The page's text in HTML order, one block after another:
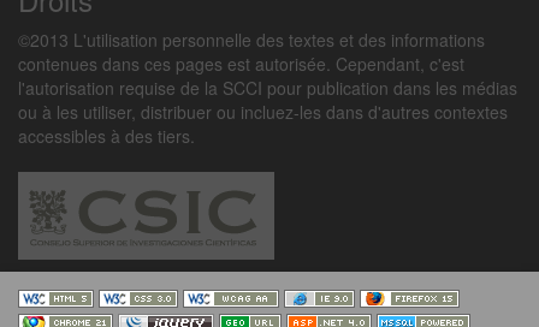
©2013 L'utilisation personnelle des textes et des informations
contenues dans ces pages est autorisée. Cependant, c'est
l'autorisation requise de la SCCI pour publication dans les médias
ou à les utiliser, distribuer ou incluez-les dans d'autres contextes
accessibles à des tiers.